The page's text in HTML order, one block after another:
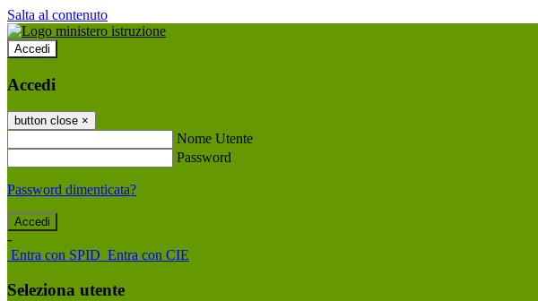
Salta al contenuto
Accedi
Accedi
button close ×
Nome Utente
Password
Password dimenticata?
-
Entra con SPID Entra con CIE
Seleziona utente